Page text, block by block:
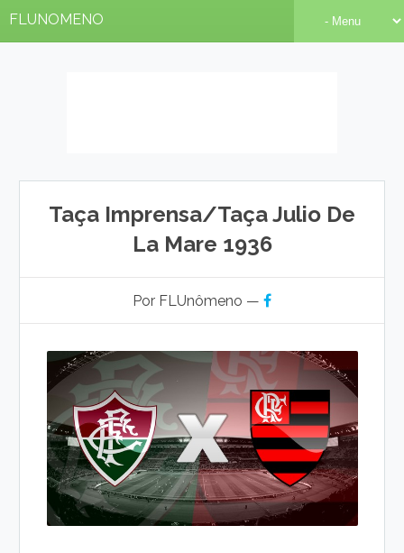
FLUNOMENO
Taça Imprensa/Taça Julio De
La Mare 1936
Por FLUnômeno —